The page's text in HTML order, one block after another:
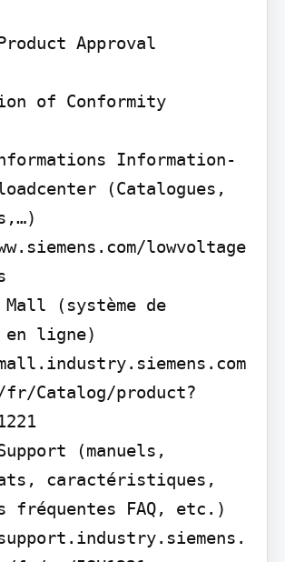
Approval
of Conformity
Information-
(Catalogues,
lowvoltage
(système de
en ligne)
Catalog/product?
(manuels,
caractéristiques,
fréquentes FAQ, etc.)